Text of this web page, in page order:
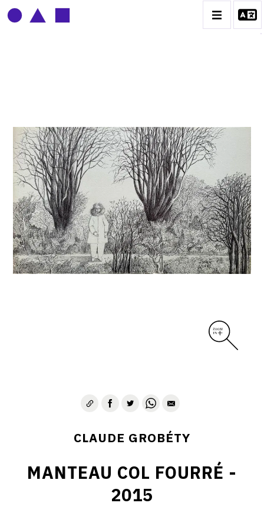
BIOGRAPHIE
CATALOGUE DES OEUVRES
CONTACT
CLAUDE GROBÉTY
MANTEAU COL FOURRÉ -
2015